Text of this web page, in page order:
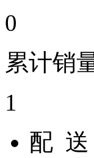
0
累计销
1
配 送